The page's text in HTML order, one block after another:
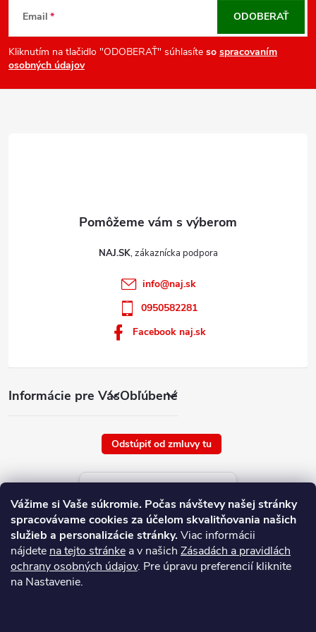
Vážime si Vaše súkromie. Počas návštevy našej stránky
spracovávame cookies za účelom skvalitňovania našich
služieb a personalizácie stránky.Viac informácii
nájdete na tejto stránke a v našich Zásadách a pravidlách
ochrany osobných údajov. Pre úpravu preferencií kliknite
na Nastavenie.
y
v
ý
i
Email
Kliknutím na tlačidlo "ODOBERAŤ" súhlasíte so spracovaním
osobných údajov
ODOBERAŤ
Informácie pre VásObľúbené
NAJ.SK
info@naj.sk
0950582281
Facebook naj.sk
Odstúpiť od zmluvy tu
Aktuálne ceny tovaru
platné od : 8/8/2026